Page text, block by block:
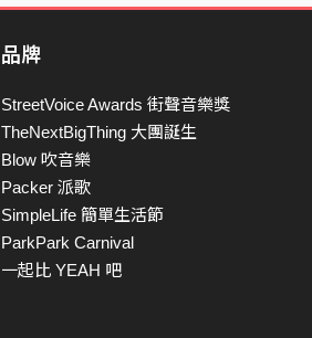
品牌
StreetVoice Awards 街聲音樂獎
TheNextBigThing 大團誕生
Blow 吹音樂
Packer 派歌
SimpleLife 簡單生活節
ParkPark Carnival
一起比 YEAH 吧